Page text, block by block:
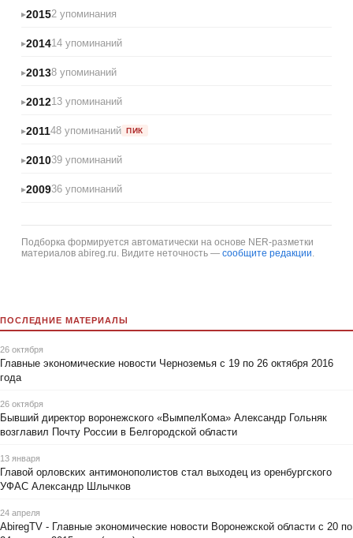
20152 упоминания
201414 упоминаний
20138 упоминаний
201213 упоминаний
201148 упоминаний ПИК
201039 упоминаний
200936 упоминаний
Подборка формируется автоматически на основе NER-разметки
материалов abireg.ru. Видите неточность — сообщите редакции
ПОСЛЕДНИЕ МАТЕРИАЛЫ
26 октября
Главные экономические новости Черноземья с 19 по 26 октября 2016
года
26 октября
Бывший директор воронежского «ВымпелКома» Александр Гольняк
возглавил Почту России в Белгородской области
13 января
Главой орловских антимонополистов стал выходец из оренбургского
УФАС Александр Шлычков
24 апреля
AbiregTV - Главные экономические новости Воронежской области с 20 по